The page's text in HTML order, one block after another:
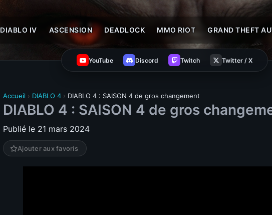
DIABLO IV ASCENSION DEADLOCK MMO RIOT GRAND THEFT
YouTube Discord Twitch Twitter / X
Accueil › DIABLO 4 › DIABLO 4 : SAISON 4 de gros changement
DIABLO 4 : SAISON 4 de gros
Publié le 21 mars 2024
Ajouter aux favoris